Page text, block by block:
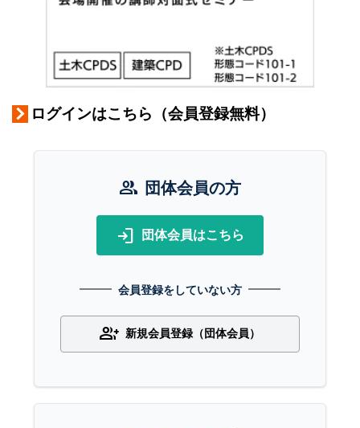
ログインはこちら（会員登録無料）
group 団体会員の方
login 団体会員はこちら
会員登録をしていない方
group_add 新規会員登録（団体会員）